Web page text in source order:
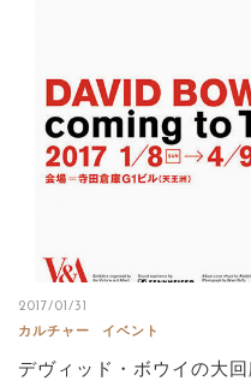
2017/01/31
カルチャー
イベント
デヴィッド・ボウイの大